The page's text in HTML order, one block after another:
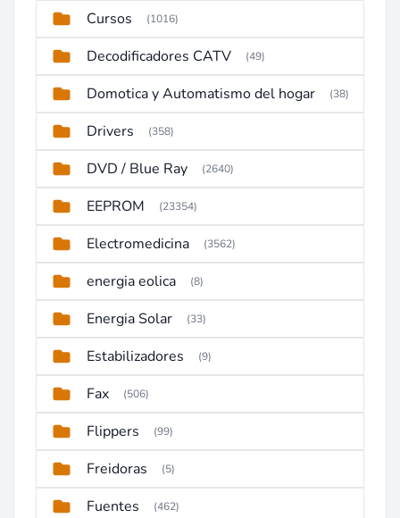
Cursos (1016)
Decodificadores CATV (49)
Domotica y Automatismo del hogar (38)
Drivers (358)
DVD / Blue Ray (2640)
EEPROM (23354)
Electromedicina (3562)
energia eolica (8)
Energia Solar (33)
Estabilizadores (9)
Fax (506)
Flippers (99)
Freidoras (5)
Fuentes (462)